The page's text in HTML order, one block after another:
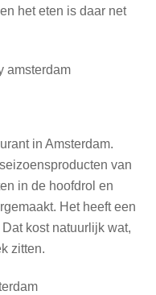
het eten is daar net
in Amsterdam.
van
in de hoofdrol en
Het heeft een
kost natuurlijk wat,
zitten.